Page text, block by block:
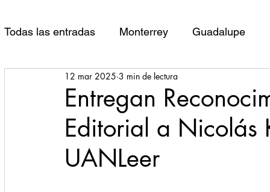
Todas las entradas Monterrey Guadalupe
Santa Catarina San Pedro Garza Garcia
Espectaculos Clima Principal Salud
Entregan
Editorial a Nicolás
UANLeer
12 mar 2025 3 min de lectura